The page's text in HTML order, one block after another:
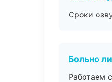
Сроки
Больно
Работаем